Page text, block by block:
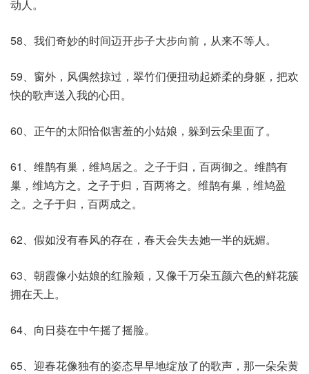
动人。
58、我们奇妙的时间迈开步子大步向前，从来不等人。
59、窗外，风偶然掠过，翠竹们便扭动起娇柔的身躯，把欢
快的歌声送入我的心田。
60、正午的太阳恰似害羞的小姑娘，躲到云朵里面了。
61、维鹊有巢，维鸠居之。之子于归，百两御之。维鹊有
巢，维鸠方之。之子于归，百两将之。维鹊有巢，维鸠盈
之。之子于归，百两成之。
62、假如没有春风的存在，春天会失去她一半的妩媚。
63、朝霞像小姑娘的红脸颊，又像千万朵五颜六色的鲜花簇
拥在天上。
64、向日葵在中午摇了摇脸。
65、迎春花像独有的姿态早早地绽放了的歌声，那一朵朵黄